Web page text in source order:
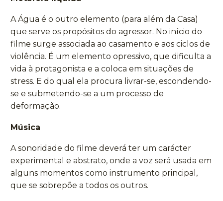
A Água é o outro elemento (para além da Casa)
que serve os propósitos do agressor. No início do
filme surge associada ao casamento e aos ciclos de
violência. É um elemento opressivo, que dificulta a
vida à protagonista e a coloca em situações de
stress. E do qual ela procura livrar-se, escondendo-
se e submetendo-se a um processo de
deformação.
Música
A sonoridade do filme deverá ter um carácter
experimental e abstrato, onde a voz será usada em
alguns momentos como instrumento principal,
que se sobrepõe a todos os outros.